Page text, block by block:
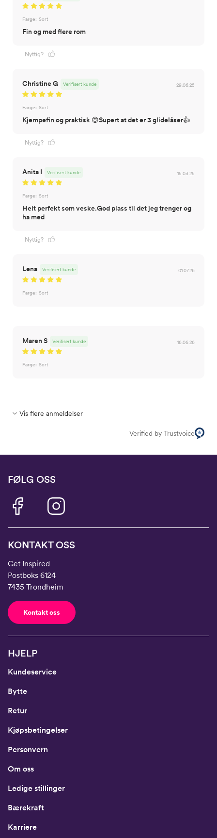
Farge: Sort
Fin og med flere rom
Nyttig?
Christine G 29.06.25
Verifisert kunde
Farge: Sort
Kjempefin og praktisk 😍Supert at det er 3 glidelåser👍
Nyttig?
Anita I 15.03.25
Verifisert kunde
Farge: Sort
Helt perfekt som veske.God plass til det jeg trenger og
ha med
Nyttig?
Lena 01.07.26
Verifisert kunde
Farge: Sort
Maren S 16.06.26
Verifisert kunde
Farge: Sort
Vis flere anmeldelser
Verified by Trustvoice
FØLG OSS
KONTAKT OSS
Get Inspired
Postboks 6124
7435 Trondheim
Kontakt oss
HJELP
Kundeservice
Bytte
Retur
Kjøpsbetingelser
Personvern
Om oss
Ledige stillinger
Bærekraft
Karriere